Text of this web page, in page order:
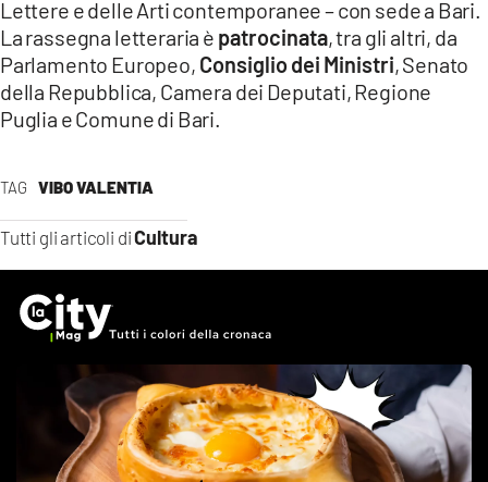
TAG VIBO VALENTIA
Tutti gli articoli diCultura
Lettere e delle Arti contemporanee – con sede a Bari.
La rassegna letteraria è patrocinata, tra gli altri, da
Parlamento Europeo, Consiglio dei Ministri, Senato
della Repubblica, Camera dei Deputati, Regione
Puglia e Comune di Bari.